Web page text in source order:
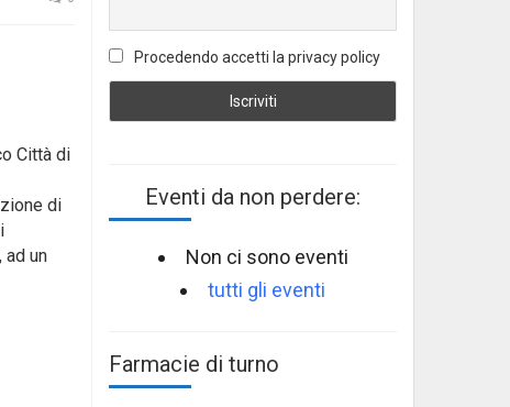
Città di
di
ad un
Procedendo accetti la privacy policy
Eventi da non perdere:
Non ci sono eventi
tutti gli eventi
Farmacie di turno